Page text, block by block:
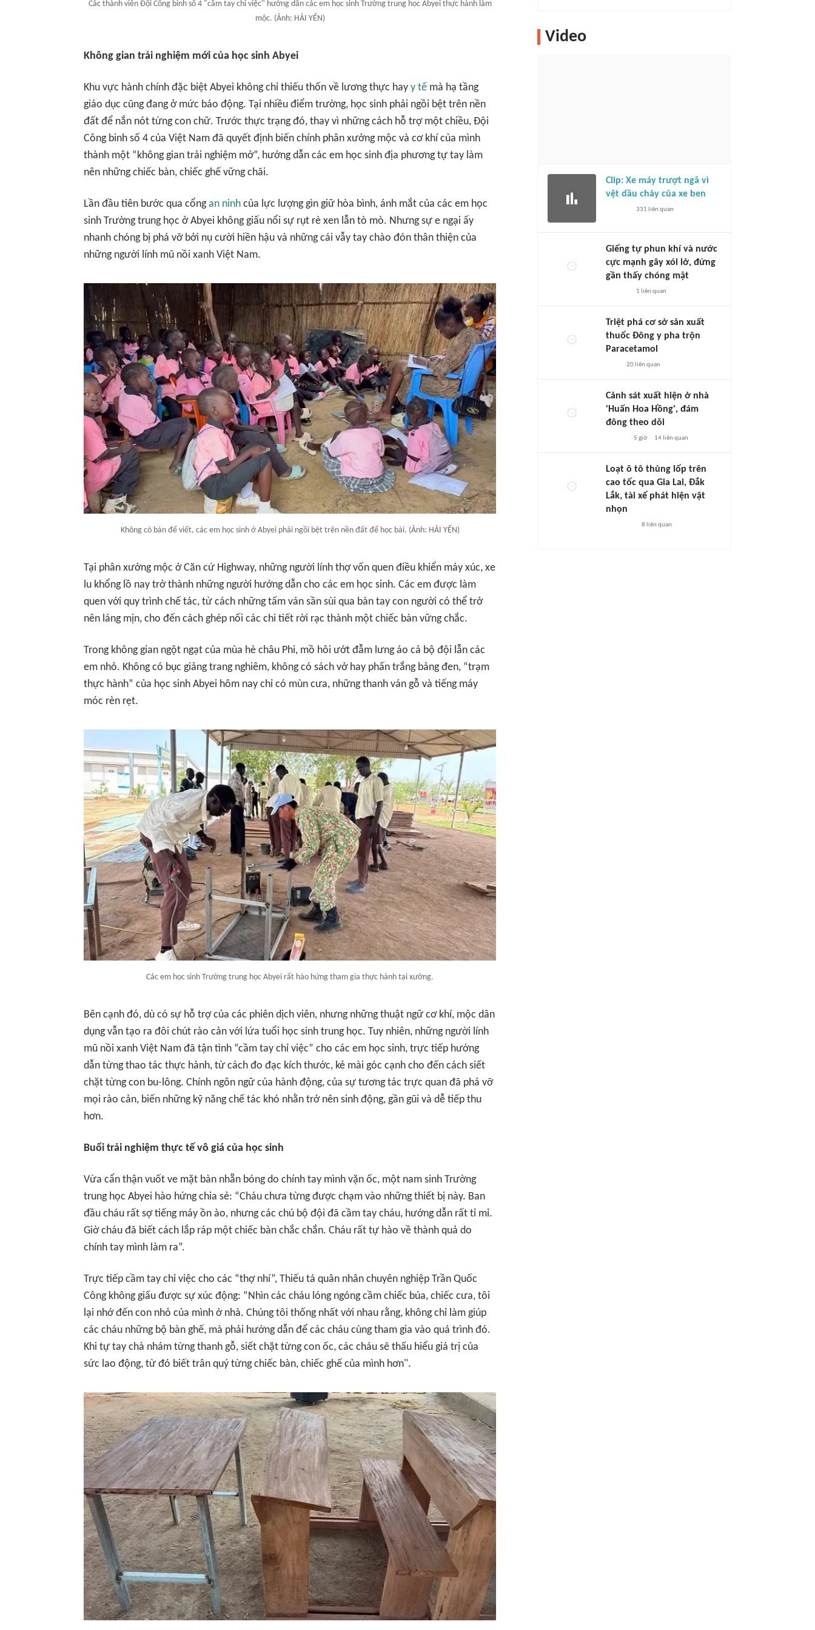
Các thành viên Đội Công binh số 4 "cầm tay chỉ việc" hướng dẫn các em học sinh Trường trung học Abyei thực hành làm
mộc. (Ảnh: HẢI YẾN)
Không gian trải nghiệm mới của học sinh Abyei
Khu vực hành chính đặc biệt Abyei không chỉ thiếu thốn về lương thực hay y tế mà hạ tầng
giáo dục cũng đang ở mức báo động. Tại nhiều điểm trường, học sinh phải ngồi bệt trên nền
đất để nắn nót từng con chữ. Trước thực trạng đó, thay vì những cách hỗ trợ một chiều, Đội
Công binh số 4 của Việt Nam đã quyết định biến chính phân xưởng mộc và cơ khí của mình
thành một “không gian trải nghiệm mở”, hướng dẫn các em học sinh địa phương tự tay làm
nên những chiếc bàn, chiếc ghế vững chãi.
Lần đầu tiên bước qua cổngan ninh của lực lượng gìn giữ hòa bình, ánh mắt của các em học
sinh Trường trung học ở Abyei không giấu nổi sự rụt rè xen lẫn tò mò. Nhưng sự e ngại ấy
nhanh chóng bị phá vỡ bởi nụ cười hiền hậu và những cái vẫy tay chào đón thân thiện của
những người lính mũ nồi xanh Việt Nam.
Không có bàn để viết, các em học sinh ở Abyei phải ngồi bệt trên nền đất để học bài. (Ảnh: HẢI YẾN)
Tại phân xưởng mộc ở Căn cứ Highway, những người lính thợ vốn quen điều khiển máy xúc, xe
lu khổng lồ nay trở thành những người hướng dẫn cho các em học sinh. Các em được làm
quen với quy trình chế tác, từ cách những tấm ván sần sùi qua bàn tay con người có thể trở
nên láng mịn, cho đến cách ghép nối các chi tiết rời rạc thành một chiếc bàn vững chắc.
Trong không gian ngột ngạt của mùa hè châu Phi, mồ hôi ướt đẫm lưng áo cả bộ đội lẫn các
em nhỏ. Không có bục giảng trang nghiêm, không có sách vở hay phấn trắng bảng đen, “trạm
thực hành” của học sinh Abyei hôm nay chỉ có mùn cưa, những thanh ván gỗ và tiếng máy
móc rèn rẹt.
Các em học sinh Trường trung học Abyei rất hào hứng tham gia thực hành tại xưởng.
Bên cạnh đó, dù có sự hỗ trợ của các phiên dịch viên, nhưng những thuật ngữ cơ khí, mộc dân
dụng vẫn tạo ra đôi chút rào cản với lứa tuổi học sinh trung học. Tuy nhiên, những người lính
mũ nồi xanh Việt Nam đã tận tình “cầm tay chỉ việc” cho các em học sinh, trực tiếp hướng
dẫn từng thao tác thực hành, từ cách đo đạc kích thước, kẻ mài góc cạnh cho đến cách siết
chặt từng con bu-lông. Chính ngôn ngữ của hành động, của sự tương tác trực quan đã phá vỡ
mọi rào cản, biến những kỹ năng chế tác khó nhằn trở nên sinh động, gần gũi và dễ tiếp thu
hơn.
Buổi trải nghiệm thực tế vô giá của học sinh
Vừa cẩn thận vuốt ve mặt bàn nhẵn bóng do chính tay mình vặn ốc, một nam sinh Trường
trung học Abyei hào hứng chia sẻ: “Cháu chưa từng được chạm vào những thiết bị này. Ban
đầu cháu rất sợ tiếng máy ồn ào, nhưng các chú bộ đội đã cầm tay cháu, hướng dẫn rất tỉ mỉ.
Giờ cháu đã biết cách lắp ráp một chiếc bàn chắc chắn. Cháu rất tự hào về thành quả do
chính tay mình làm ra”.
Trực tiếp cầm tay chỉ việc cho các “thợ nhí”, Thiếu tá quân nhân chuyên nghiệp Trần Quốc
Công không giấu được sự xúc động: “Nhìn các cháu lóng ngóng cầm chiếc búa, chiếc cưa, tôi
lại nhớ đến con nhỏ của mình ở nhà. Chúng tôi thống nhất với nhau rằng, không chỉ làm giúp
các cháu những bộ bàn ghế, mà phải hướng dẫn để các cháu cùng tham gia vào quá trình đó.
Khi tự tay chà nhám từng thanh gỗ, siết chặt từng con ốc, các cháu sẽ thấu hiểu giá trị của
sức lao động, từ đó biết trân quý từng chiếc bàn, chiếc ghế của mình hơn".
Video
Clip: Xe máy trượt ngã vì
vệt dầu chảy của xe ben
331 liên quan
Giếng tự phun khí và nước
cực mạnh gây xói lở, đứng
gần thấy chóng mặt
1 liên quan
Triệt phá cơ sở sản xuất
thuốc Đông y pha trộn
Paracetamol
20liên quan
Cảnh sát xuất hiện ở nhà
'Huấn Hoa Hồng', đám
đông theo dõi
5 giờ 14liên quan
Loạt ô tô thủng lốp trên
cao tốc qua Gia Lai, Đắk
Lắk, tài xế phát hiện vật
nhọn
8 liên quan